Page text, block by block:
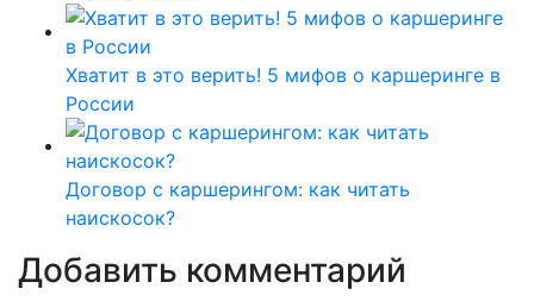
Хватит в это верить! 5 мифов о каршеринге в
России
Договор с каршерингом: как читать
наискосок?
Добавить комментарий